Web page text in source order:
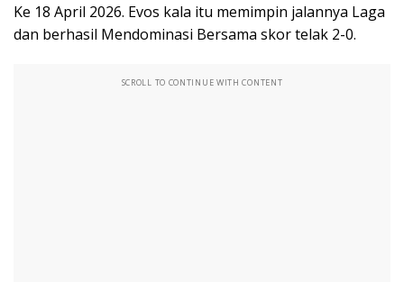
Ke 18 April 2026. Evos kala itu memimpin jalannya Laga
dan berhasil Mendominasi Bersama skor telak 2-0.
SCROLL TO CONTINUE WITH CONTENT